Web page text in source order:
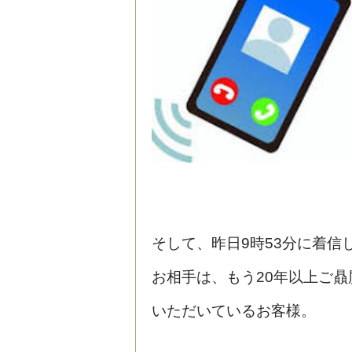
そして、昨日9時53分に着信
お相手は、もう20年以上ご贔
いただいているお客様。